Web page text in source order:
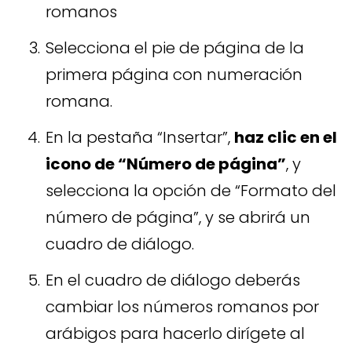
romanos
Selecciona el pie de página de la
primera página con numeración
romana.
En la pestaña “Insertar”, haz clic en el
icono de “Número de página”, y
selecciona la opción de “Formato del
número de página”, y se abrirá un
cuadro de diálogo.
En el cuadro de diálogo deberás
cambiar los números romanos por
arábigos para hacerlo dirígete al